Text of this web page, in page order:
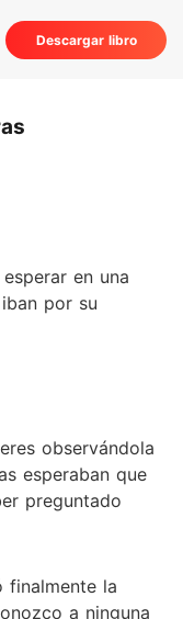
Descargar libro
en una
por su
observándola
esperaban que
preguntado
finalmente la
a ninguna